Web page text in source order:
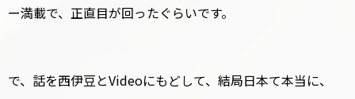
ー満載で、正直目が回ったぐらいです。
で、話を西伊豆とVideoにもどして、結局日本て本当に、